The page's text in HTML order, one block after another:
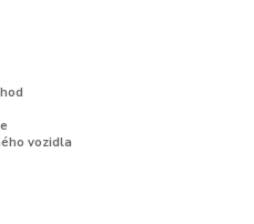
vozidla